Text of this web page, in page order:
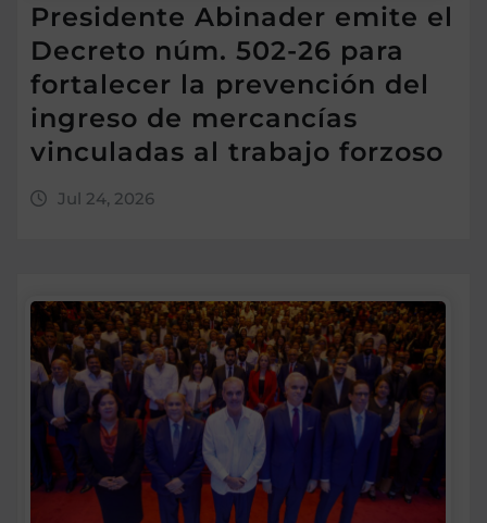
Presidente Abinader emite el
Decreto núm. 502-26 para
fortalecer la prevención del
ingreso de mercancías
vinculadas al trabajo forzoso
Jul 24, 2026